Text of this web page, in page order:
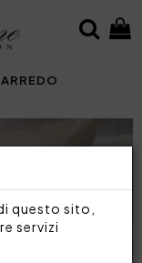
questo sito,
servizi